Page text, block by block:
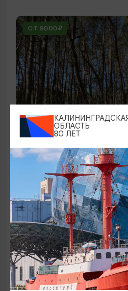
ОТ 9000₽
ЭКСКУРСИИ УЧРЕЖДЕНИЙ
Аудиоспектакль
косы»
01.02.2026 - 31.12.2026,
Куршская коса
ОТ 2500₽
ОБЛАСТЬ
80 ЛЕТ